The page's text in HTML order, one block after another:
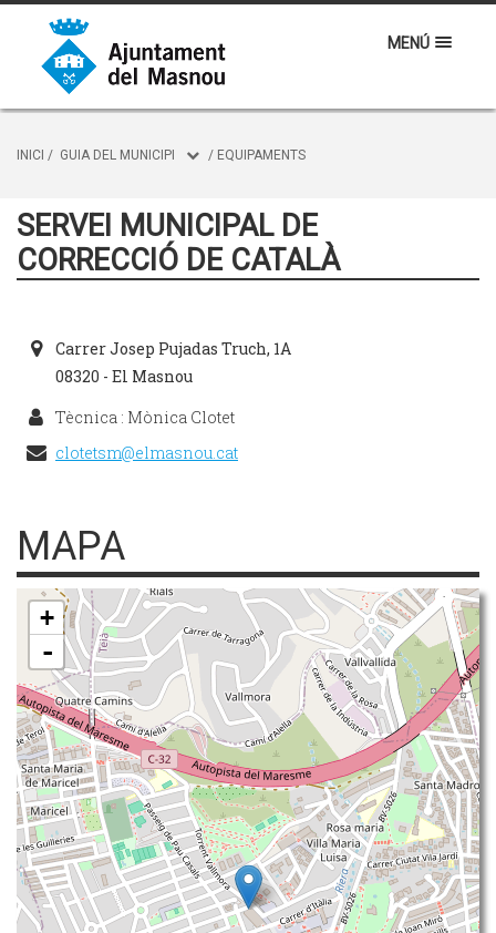
MENÚ
INICI / GUIA DEL MUNICIPI / EQUIPAMENTS
SERVEI MUNICIPAL DE
CORRECCIÓ DE CATALÀ
Carrer Josep Pujadas Truch, 1A
08320 - El Masnou
Tècnica : Mònica Clotet
clotetsm@elmasnou.cat
MAPA
+
-